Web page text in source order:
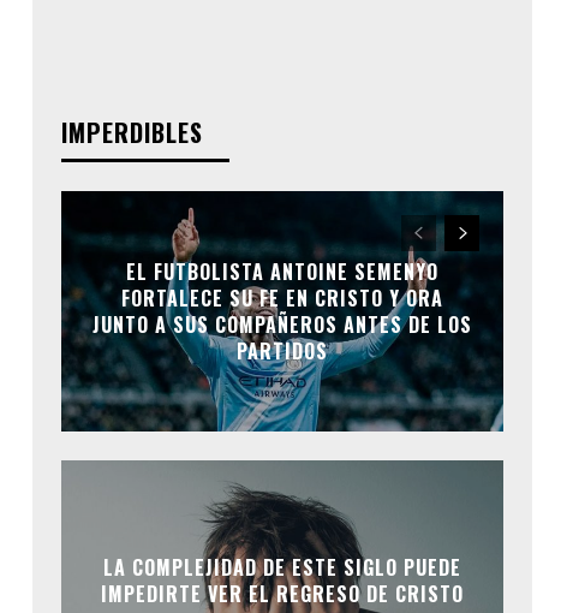
IMPERDIBLES
EL FUTBOLISTA ANTOINE SEMENYO
FORTALECE SU FE EN CRISTO Y ORA
JUNTO A SUS COMPAÑEROS ANTES DE LOS
PARTIDOS
LA COMPLEJIDAD DE ESTE SIGLO PUEDE
IMPEDIRTE VER EL REGRESO DE CRISTO